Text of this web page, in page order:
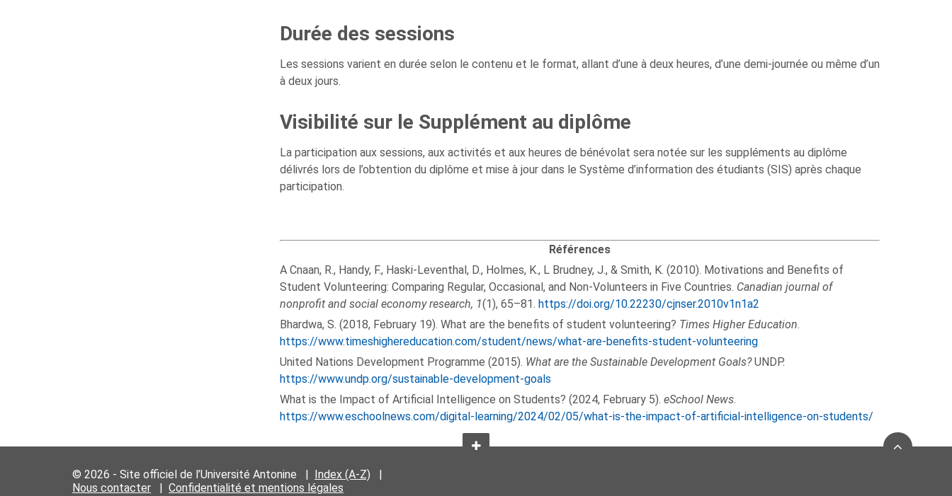
Durée des sessions
Les sessions varient en durée selon le contenu et le format, allant d’une à deux heures, d’une demi-journée ou même d’un
à deux jours.
Visibilité sur le Supplément au diplôme
La participation aux sessions, aux activités et aux heures de bénévolat sera notée sur les suppléments au diplôme
délivrés lors de l’obtention du diplôme et mise à jour dans le Système d’information des étudiants (SIS) après chaque
participation.
Références
A Cnaan, R., Handy, F., Haski-Leventhal, D., Holmes, K., L Brudney, J., & Smith, K. (2010). Motivations and Benefits of
Student Volunteering: Comparing Regular, Occasional, and Non-Volunteers in Five Countries. Canadian journal of
nonprofit and social economy research, 1(1), 65–81. https://doi.org/10.22230/cjnser.2010v1n1a2
Bhardwa, S. (2018, February 19). What are the benefits of student volunteering? Times Higher Education.
https://www.timeshighereducation.com/student/news/what-are-benefits-student-volunteering
United Nations Development Programme (2015). What are the Sustainable Development Goals?UNDP.
https://www.undp.org/sustainable-development-goals
What is the Impact of Artificial Intelligence on Students? (2024, February 5). eSchool News.
https://www.eschoolnews.com/digital-learning/2024/02/05/what-is-the-impact-of-artificial-intelligence-on-students/
© 2026 - Site officiel de l’Université Antonine | Index (A-Z) |
Nous contacter | Confidentialité et mentions légales